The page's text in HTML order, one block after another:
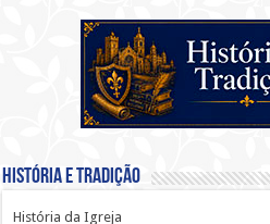
História e Tradição
História da Igreja